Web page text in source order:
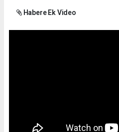
Habere Ek Video